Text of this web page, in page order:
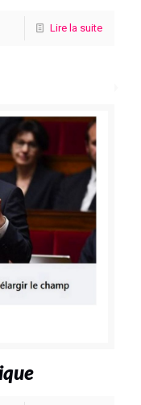
Lire la suite